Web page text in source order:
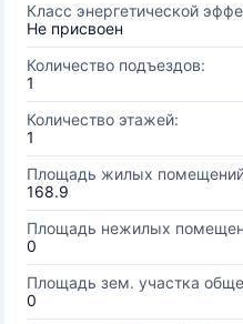
Класс энергетической
Не присвоен
Количество подъездов:
1
Количество этажей:
1
Площадь жилых
168.9
Площадь нежилых
0
Площадь зем. участка
0